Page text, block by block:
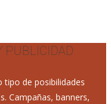
PUBLICIDAD
de posibilidades
Campañas, banners,